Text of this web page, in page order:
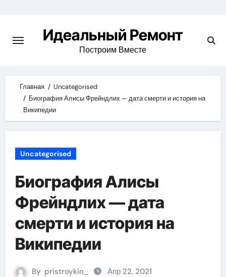
content
Идеальный Ремонт
Построим Вместе
Главная
Uncategorised
Биография Алисы Фрейндлих — дата смерти и история на
Википедии
Uncategorised
Биография Алисы
Фрейндлих — дата
смерти и история на
Википедии
By pristroykin_ Апр 22, 2021